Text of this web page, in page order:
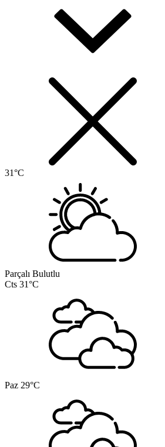
31°C
Parçalı Bulutlu
Cts 31°C
Paz 29°C